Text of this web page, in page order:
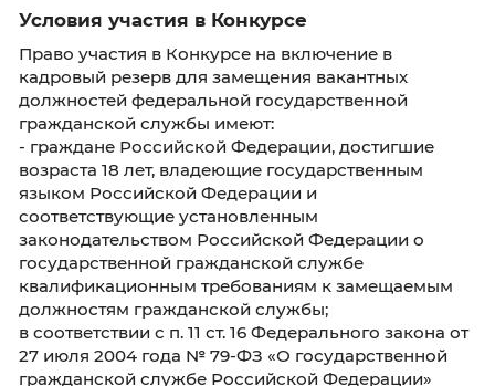
официального статистического учета».
VI. К функциональным умениям:
1) пользование современной оргтехникой и
программными продуктами, работа с
и периферийными устройствами
2) работа с информационно-
сетями, в том числе сетью Интернет, работа в
операционной системе, работа с
почтой, работа в текстовом редакторе,
электронными таблицами;
3) работа с базами данных;
4) умение контролировать качество
результатов.